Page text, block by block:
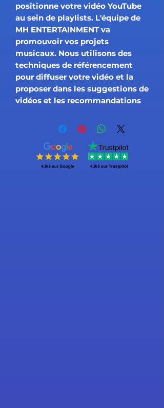
positionne votre vidéo YouTube
au sein de playlists. L'équipe de
MH ENTERTAINMENT va
promouvoir vos projets
musicaux. Nous utilisons des
techniques de référencement
pour diffuser votre vidéo et la
proposer dans les suggestions de
vidéos et les recommandations